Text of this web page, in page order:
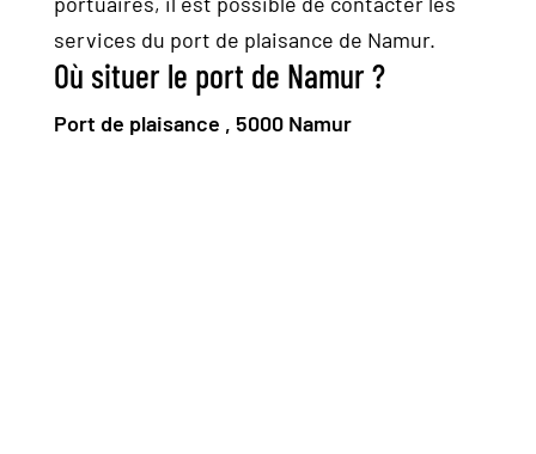
services du port de plaisance de Namur.
Où situer le port de Namur ?
Port de plaisance , 5000 Namur